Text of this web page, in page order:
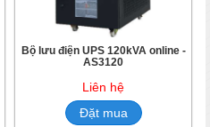
Bộ lưu điện UPS 120kVA online -
AS3120
Liên hệ
Đặt mua